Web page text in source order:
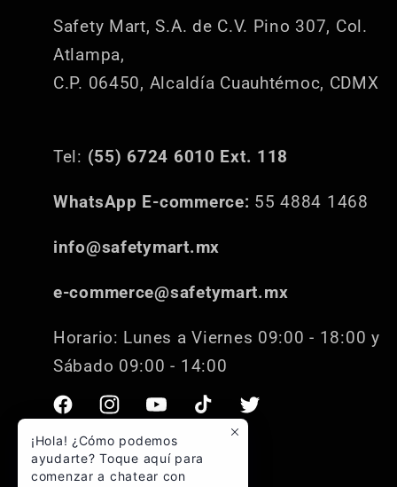
Safety Mart, S.A. de C.V. Pino 307, Col.
Atlampa,
C.P. 06450, Alcaldía Cuauhtémoc, CDMX
Tel: (55) 6724 6010 Ext. 118
WhatsApp E-commerce: 55 4884 1468
info@safetymart.mx
e-commerce@safetymart.mx
Horario: Lunes a Viernes 09:00 - 18:00 y
Sábado 09:00 - 14:00
FacebookInstagramYouTubeTikTokTwitter
¡Hola! ¿Cómo podemos
ayudarte? Toque aquí para
comenzar a chatear con